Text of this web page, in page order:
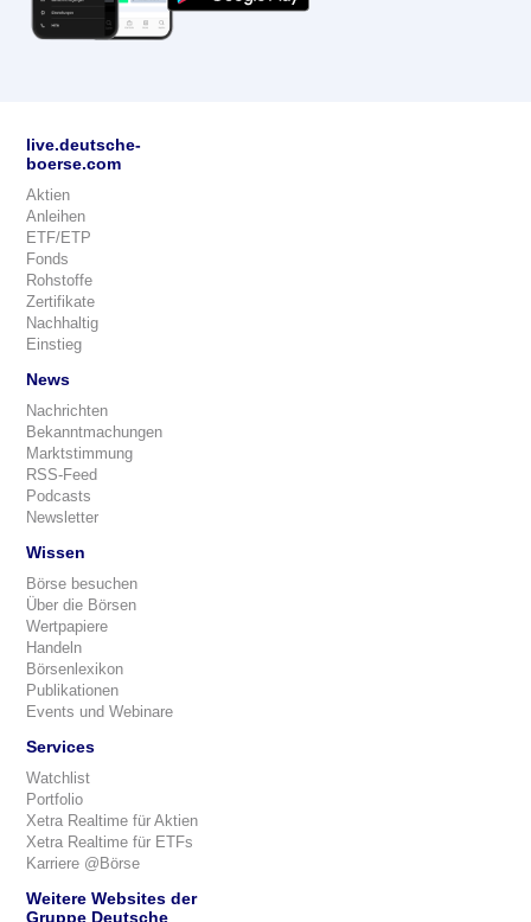
live.deutsche-
boerse.com
Aktien
Anleihen
ETF/ETP
Fonds
Rohstoffe
Zertifikate
Nachhaltig
Einstieg
News
Nachrichten
Bekanntmachungen
Marktstimmung
RSS-Feed
Podcasts
Newsletter
Wissen
Börse besuchen
Über die Börsen
Wertpapiere
Handeln
Börsenlexikon
Publikationen
Events und Webinare
Services
Watchlist
Portfolio
Xetra Realtime für Aktien
Xetra Realtime für ETFs
Karriere @Börse
Weitere Websites der
Gruppe Deutsche